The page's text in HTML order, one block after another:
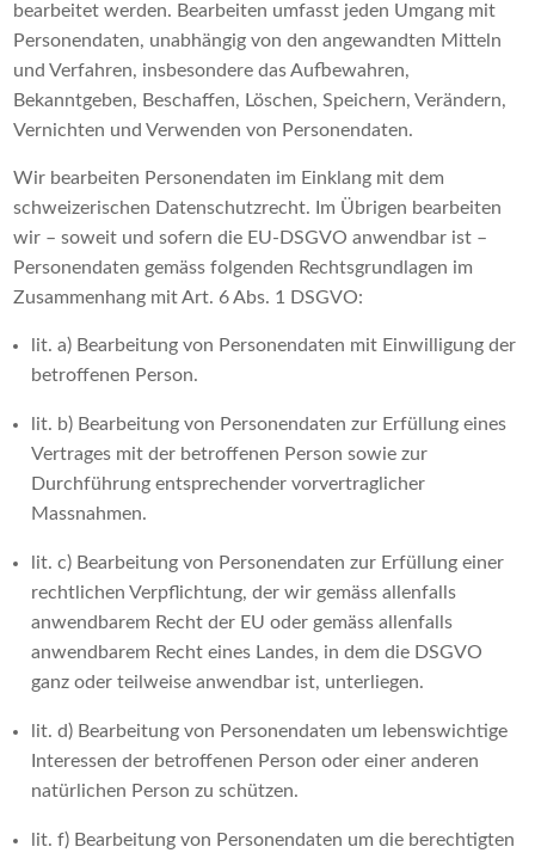
bearbeitet werden. Bearbeiten umfasst jeden Umgang mit
Personendaten, unabhängig von den angewandten Mitteln
und Verfahren, insbesondere das Aufbewahren,
Bekanntgeben, Beschaffen, Löschen, Speichern, Verändern,
Vernichten und Verwenden von Personendaten.
Wir bearbeiten Personendaten im Einklang mit dem
schweizerischen Datenschutzrecht. Im Übrigen bearbeiten
wir – soweit und sofern die EU-DSGVO anwendbar ist –
Personendaten gemäss folgenden Rechtsgrundlagen im
Zusammenhang mit Art. 6 Abs. 1 DSGVO:
lit. a) Bearbeitung von Personendaten mit Einwilligung der
betroffenen Person.
lit. b) Bearbeitung von Personendaten zur Erfüllung eines
Vertrages mit der betroffenen Person sowie zur
Durchführung entsprechender vorvertraglicher
Massnahmen.
lit. c) Bearbeitung von Personendaten zur Erfüllung einer
rechtlichen Verpflichtung, der wir gemäss allenfalls
anwendbarem Recht der EU oder gemäss allenfalls
anwendbarem Recht eines Landes, in dem die DSGVO
ganz oder teilweise anwendbar ist, unterliegen.
lit. d) Bearbeitung von Personendaten um lebenswichtige
Interessen der betroffenen Person oder einer anderen
natürlichen Person zu schützen.
lit. f) Bearbeitung von Personendaten um die berechtigten